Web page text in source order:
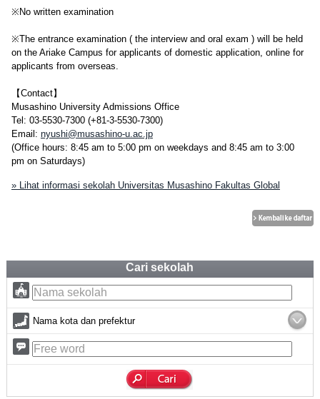
※No written examination
※The entrance examination ( the interview and oral exam ) will be held
on the Ariake Campus for applicants of domestic application, online for
applicants from overseas.
【Contact】
Musashino University Admissions Office
Tel: 03-5530-7300 (+81-3-5530-7300)
Email: nyushi@musashino-u.ac.jp
(Office hours: 8:45 am to 5:00 pm on weekdays and 8:45 am to 3:00
pm on Saturdays)
» Lihat informasi sekolah Universitas Musashino Fakultas Global
Cari sekolah
Nama kota dan prefektur